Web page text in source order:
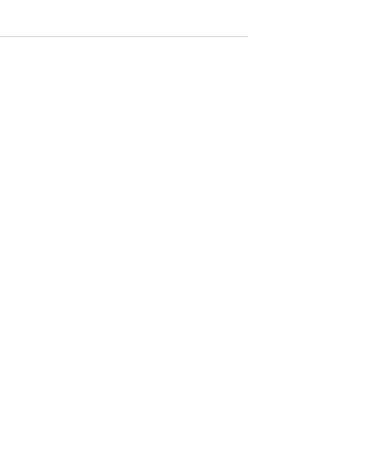
campeonato en